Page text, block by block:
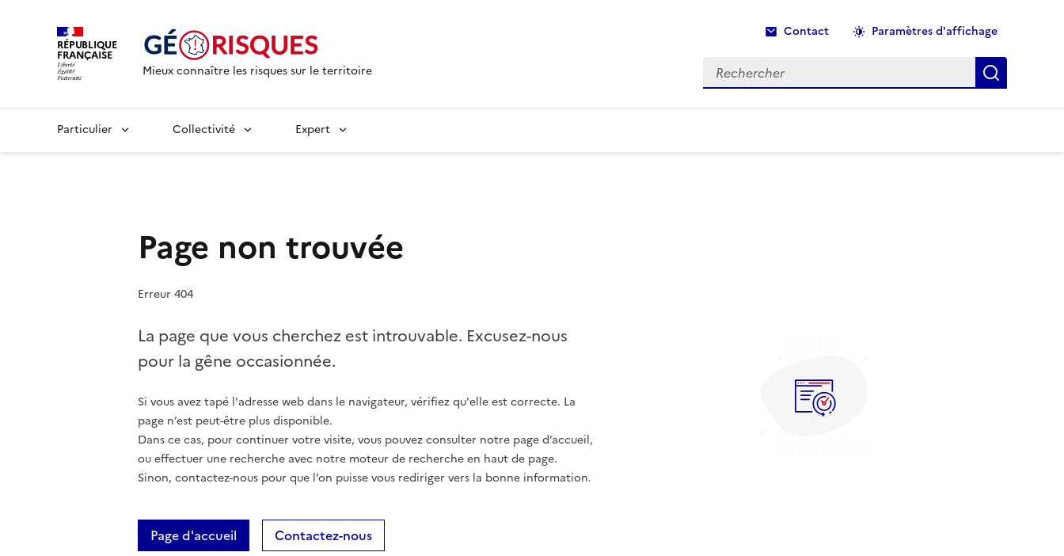
RÉPUBLIQUE
FRANÇAISE
Mieux connaître les risques sur le territoire
Contact Paramètres d'affichage
Rechercher Recherche
Particulier Collectivité Expert
Page non trouvée
Erreur 404
La page que vous cherchez est introuvable. Excusez-nous
pour la gêne occasionnée.
Si vous avez tapé l'adresse web dans le navigateur, vérifiez qu'elle est correcte. La
page n’est peut-être plus disponible.
Dans ce cas, pour continuer votre visite, vous pouvez consulter notre page d’accueil,
ou effectuer une recherche avec notre moteur de recherche en haut de page.
Sinon, contactez-nous pour que l’on puisse vous rediriger vers la bonne information.
Page d'accueil Contactez-nous